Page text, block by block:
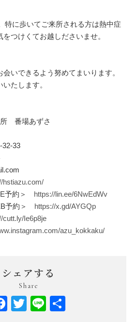
に歩いてご来所される方は熱中症
つけくてお越しださいませ。
いできるよう努めてまいります。
たします。
所 番場あずさ
32-33
hstiazu.com/
予約＞ https://lin.ee/6NwEdWv
＞ https://x.gd/AYGQp
cutt.ly/Ie6p8je
azu_kokkaku/
シェアする
Share
Facebook
Twitter
Line